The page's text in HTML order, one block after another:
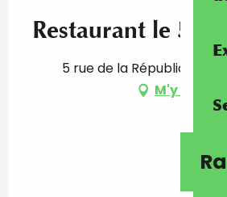
Restaurant le 5
5 rue de la République,
M'y rendre